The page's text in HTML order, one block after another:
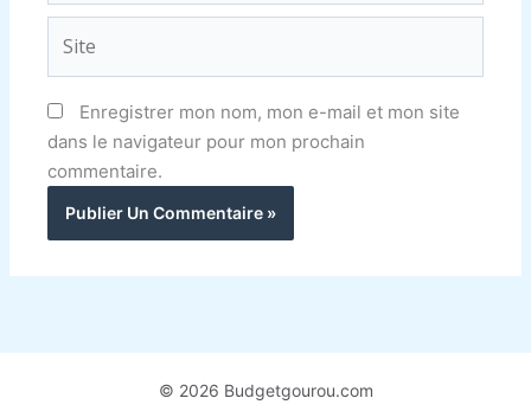
Enregistrer mon nom, mon e-mail et mon site
dans le navigateur pour mon prochain
commentaire.
© 2026 Budgetgourou.com